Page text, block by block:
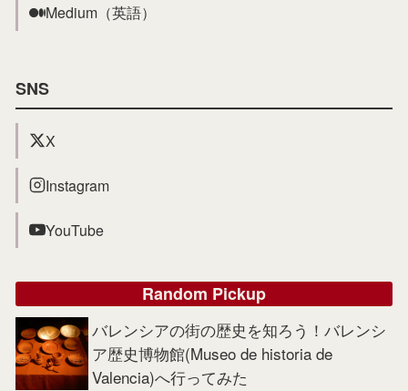
Medium（英語）
SNS
X
Instagram
YouTube
Random Pickup
バレンシアの街の歴史を知ろう！バレンシ
ア歴史博物館(Museo de historia de
Valencia)へ行ってみた